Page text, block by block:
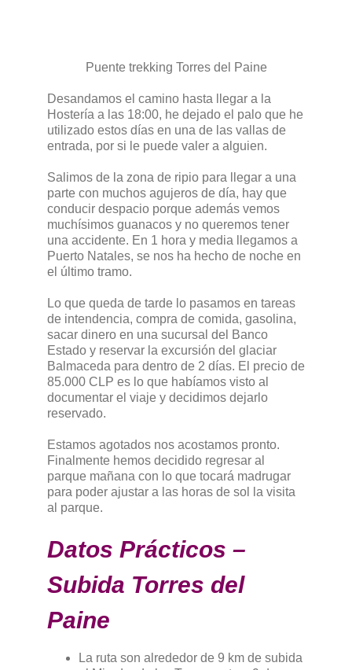
Puente trekking Torres del Paine
Desandamos el camino hasta llegar a la
Hostería a las 18:00, he dejado el palo que he
utilizado estos días en una de las vallas de
entrada, por si le puede valer a alguien.
Salimos de la zona de ripio para llegar a una
parte con muchos agujeros de día, hay que
conducir despacio porque además vemos
muchísimos guanacos y no queremos tener
una accidente. En 1 hora y media llegamos a
Puerto Natales, se nos ha hecho de noche en
el último tramo.
Lo que queda de tarde lo pasamos en tareas
de intendencia, compra de comida, gasolina,
sacar dinero en una sucursal del Banco
Estado y reservar la excursión del glaciar
Balmaceda para dentro de 2 días. El precio de
85.000 CLP es lo que habíamos visto al
documentar el viaje y decidimos dejarlo
reservado.
Estamos agotados nos acostamos pronto.
Finalmente hemos decidido regresar al
parque mañana con lo que tocará madrugar
para poder ajustar a las horas de sol la visita
al parque.
Datos Prácticos –
Subida Torres del
Paine
La ruta son alrededor de 9 km de subida